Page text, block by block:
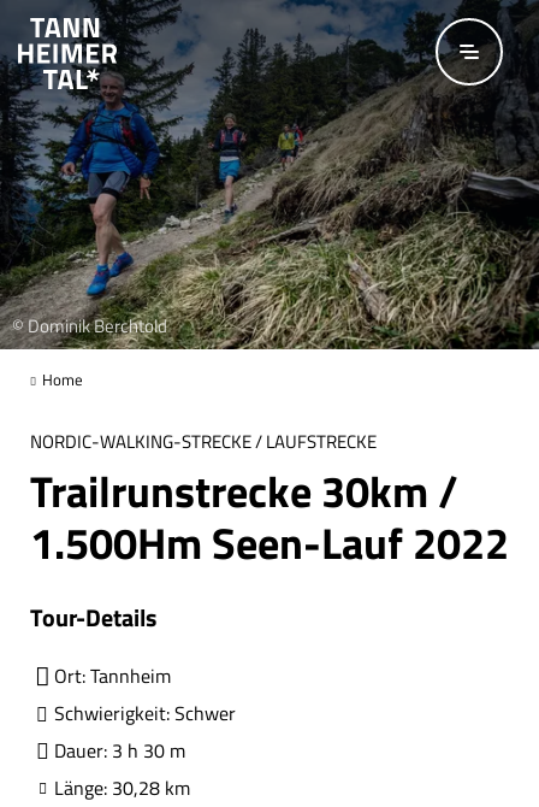
Zum Hauptinhalt springen
© Dominik Berchtold
Home
NORDIC-WALKING-STRECKE / LAUFSTRECKE
Trailrunstrecke 30km /
1.500Hm Seen-Lauf 2022
Tour-Details
Ort: Tannheim
Schwierigkeit: Schwer
Dauer: 3 h 30 m
Länge: 30,28 km